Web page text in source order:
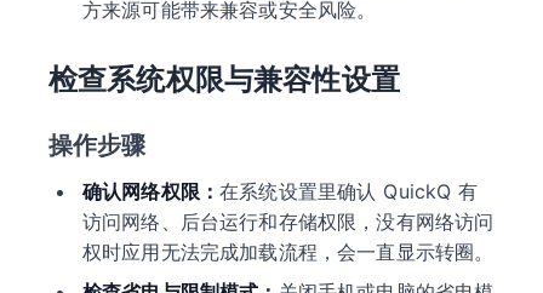
方来源可能带来兼容或安全风险。
检查系统权限与兼容性设置
操作步骤
确认网络权限：在系统设置里确认 QuickQ 有
访问网络、后台运行和存储权限，没有网络访问
权时应用无法完成加载流程，会一直显示转圈。